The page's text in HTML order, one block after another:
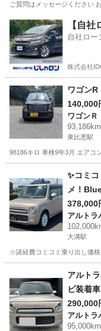
ご質問はメッセージください
福岡 飯塚市 飯塚駅
【自
自社ロー
株式会社
ワゴンR
140,000
ワゴンＲ
東比恵駅
98186キロ 車検9年3月 エアコ
✨コミ
メ！
378,000
アルトラ
大溝駅
☆諸経費コミコミ乗り出し価
大溝駅
アルト
ビ装着
難防止
ュスタ
290,000
アルトラ